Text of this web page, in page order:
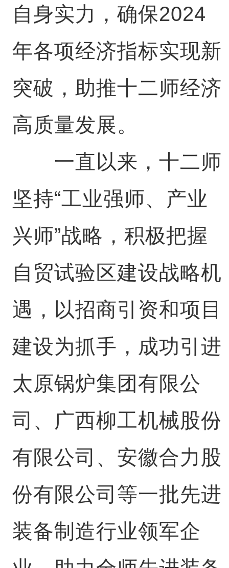
自身实力，确保2024
年各项经济指标实现新
突破，助推十二师经济
高质量发展。
一直以来，十二师
坚持“工业强师、产业
兴师”战略，积极把握
自贸试验区建设战略机
遇，以招商引资和项目
建设为抓手，成功引进
太原锅炉集团有限公
司、广西柳工机械股份
有限公司、安徽合力股
份有限公司等一批先进
装备制造行业领军企